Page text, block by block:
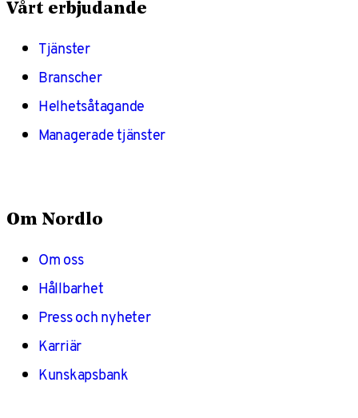
Vårt erbjudande
Tjänster
Branscher
Helhetsåtagande
Managerade tjänster
Om Nordlo
Om oss
Hållbarhet
Press och nyheter
Karriär
Kunskapsbank